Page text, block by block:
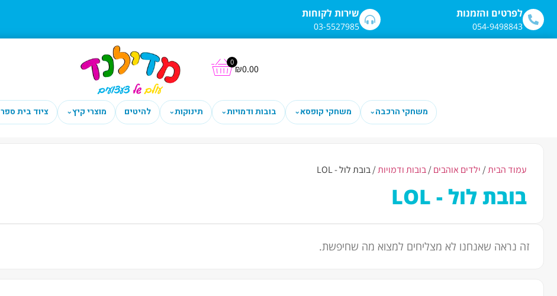
לתוכן שירות לקוחות
03-5527985
לפרטים והזמנות
054-9498843
₪0.00
0
משחקי הרכבה⌄ משחקי קופסא⌄ בובות ודמויות⌄ תינוקות⌄ להיטים מוצרי קיץ⌄ ציוד בית ספר
עמוד הבית/ ילדים אוהבים/בובות ודמויות/ בובת לול - LOL
בובת לול - LOL
זה נראה שאנחנו לא מצליחים למצוא מה שחיפשת.